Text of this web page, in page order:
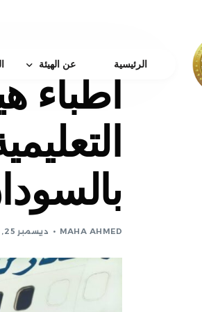
الرئيسية عن الهيئة
كلمة رئيس الهيئة
مجلس الإدارة
الهيكل الإدارى
القواعد واللوائح
أطباء
MAHA AHMED ديسمبر 25, 2025